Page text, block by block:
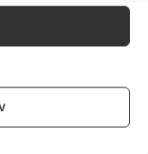
dam navy